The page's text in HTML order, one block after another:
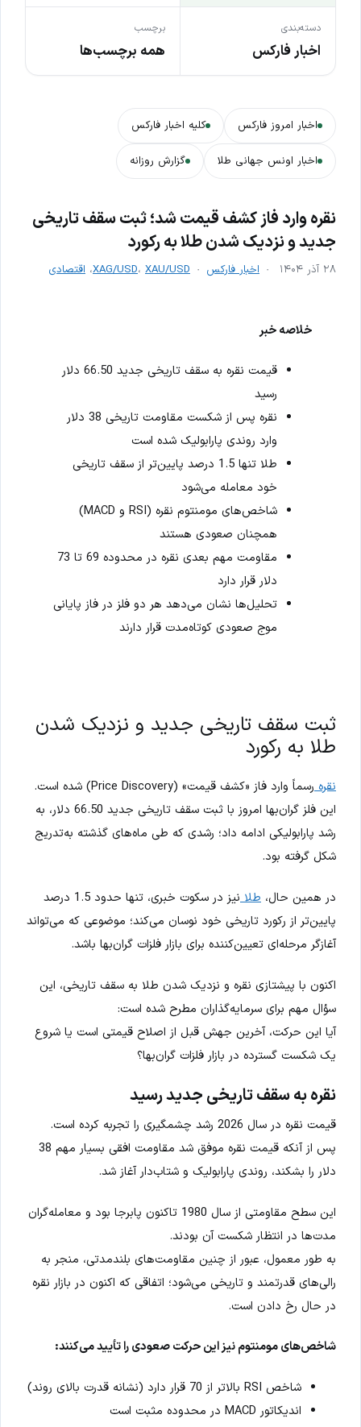
دسته‌بندی
اخبار فارکس
برچسب
همه برچسب‌ها
اخبار امروز فارکس کلیه اخبار فارکس
اخبار اونس جهانی طلا گزارش روزانه
نقره وارد فاز کشف قیمت شد؛ ثبت سقف تاریخی
جدید و نزدیک شدن طلا به رکورد
۲۸ آذر ۱۴۰۴ اخبار فارکس XAG/USD، XAU/USD ، اقتصادی
خلاصه خبر
قیمت نقره به سقف تاریخی جدید 66.50 دلار
رسید
نقره پس از شکست مقاومت تاریخی 38 دلار
وارد روندی پارابولیک شده است
طلا تنها 1.5 درصد پایین‌تر از سقف تاریخی
خود معامله می‌شود
شاخص‌های مومنتوم نقره (RSI و MACD)
همچنان صعودی هستند
مقاومت مهم بعدی نقره در محدوده 69 تا 73
دلار قرار دارد
تحلیل‌ها نشان می‌دهد هر دو فلز در فاز پایانی
موج صعودی کوتاه‌مدت قرار دارند
ثبت سقف تاریخی جدید و نزدیک شدن
طلا به رکورد
نقره
رسماً وارد فاز «کشف قیمت» (Price Discovery) شده است.
این فلز گران‌بها امروز با ثبت سقف تاریخی جدید 66.50 دلار، به
رشد پارابولیکی ادامه داد؛ رشدی که طی ماه‌های گذشته به‌تدریج
شکل گرفته بود.
در همین حال، طلا
نیز در سکوت خبری، تنها حدود 1.5 درصد
پایین‌تر از رکورد تاریخی خود نوسان می‌کند؛ موضوعی که می‌تواند
آغازگر مرحله‌ای تعیین‌کننده برای بازار فلزات گران‌بها باشد.
اکنون با پیشتازی نقره و نزدیک شدن طلا به سقف تاریخی، این
سؤال مهم برای سرمایه‌گذاران مطرح شده است:
آیا این حرکت، آخرین جهش قبل از اصلاح قیمتی است یا شروع
یک شکست گسترده در بازار فلزات گران‌بها؟
نقره به سقف تاریخی جدید رسید
قیمت نقره در سال 2026 رشد چشمگیری را تجربه کرده است.
پس از آنکه قیمت نقره موفق شد مقاومت افقی بسیار مهم 38
دلار را بشکند، روندی پارابولیک و شتاب‌دار آغاز شد.
این سطح مقاومتی از سال 1980 تاکنون پابرجا بود و معامله‌گران
مدت‌ها در انتظار شکست آن بودند.
به طور معمول، عبور از چنین مقاومت‌های بلندمدتی، منجر به
رالی‌های قدرتمند و تاریخی می‌شود؛ اتفاقی که اکنون در بازار نقره
در حال رخ دادن است.
شاخص‌های مومنتوم نیز این حرکت صعودی را تأیید می‌کنند:
شاخص RSI بالاتر از 70 قرار دارد (نشانه قدرت بالای روند)
اندیکاتور MACD در محدوده مثبت است